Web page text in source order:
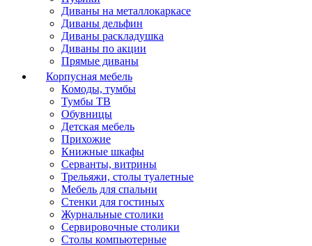
Диваны на металлокаркасе
Диваны дельфин
Диваны раскладушка
Диваны по акции
Прямые диваны
Корпусная мебель
Комоды, тумбы
Тумбы ТВ
Обувницы
Детская мебель
Прихожие
Книжные шкафы
Серванты, витрины
Трельяжи, столы туалетные
Мебель для спальни
Стенки для гостиных
Журнальные столики
Сервировочные столики
Столы компьютерные